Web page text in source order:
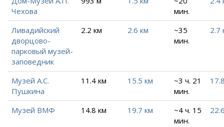
Чехова
мин.
Ливадийский
дворцово-
парковый музей-
заповедник
2.2 км 2.6 км
~35
мин.
2.7
Музей А.С.
Пушкина
11.4 км 15.5 км
~3 ч. 21
мин.
Музей ВМФ 14.8 км 19.7 км
~4 ч. 15
мин.